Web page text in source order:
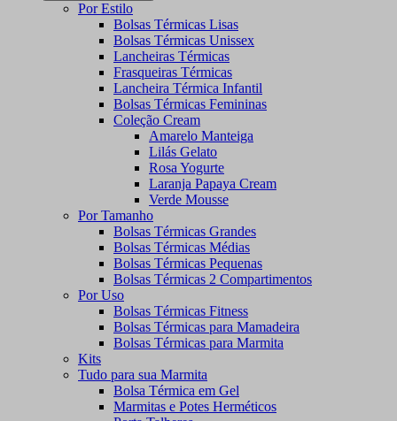
Por Estilo
Bolsas Térmicas Lisas
Bolsas Térmicas Unissex
Lancheiras Térmicas
Frasqueiras Térmicas
Lancheira Térmica Infantil
Bolsas Térmicas Femininas
Coleção Cream
Amarelo Manteiga
Lilás Gelato
Rosa Yogurte
Laranja Papaya Cream
Verde Mousse
Por Tamanho
Bolsas Térmicas Grandes
Bolsas Térmicas Médias
Bolsas Térmicas Pequenas
Bolsas Térmicas 2 Compartimentos
Por Uso
Bolsas Térmicas Fitness
Bolsas Térmicas para Mamadeira
Bolsas Térmicas para Marmita
Kits
Tudo para sua Marmita
Bolsa Térmica em Gel
Marmitas e Potes Herméticos